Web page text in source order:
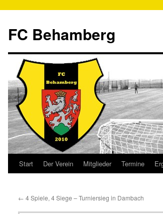
FC Behamberg
Start Der Verein Mitglieder Termine
← 4 Spiele, 4 Siege – Turniersieg in Dambach